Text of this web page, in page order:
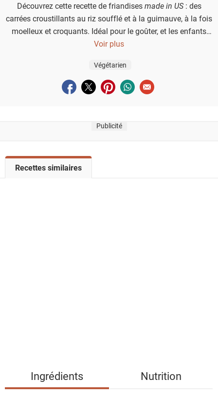
Découvrez cette recette de friandisesmade in US: des
carrées croustillants au riz soufflé et à la guimauve, à la fois
moelleux et croquants. Idéal pour le goûter, et les enfants
adoreront mettre la main à la pâte !
Voir plus
Végétarien
Partager sur facebook
Partager sur twitter
Partager sur pinterest
Partager sur whatsapp
Envoyer à un ami
Publicité
o
Recettes similaires
Ingrédients Nutrition